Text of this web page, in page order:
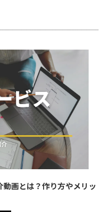
動画とは？作り方やメリッ